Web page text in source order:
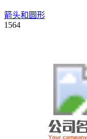
箭头和圆形
1564